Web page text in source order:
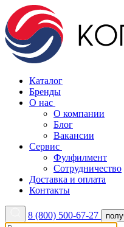
Каталог
Бренды
О нас
О компании
Блог
Вакансии
Сервис
Фулфилмент
Сотрудничество
Доставка и оплата
Контакты
8 (800) 500-67-27